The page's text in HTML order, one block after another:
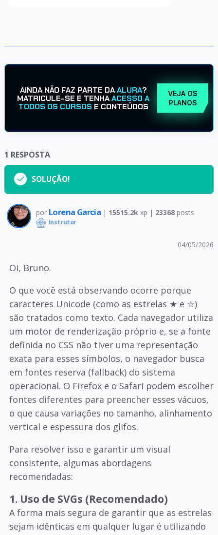
AINDA NÃO FAZ PARTE DAALURA?
MATRICULE-SE E TENHAACESSO A
TODOS OS CURSOS E CONTEÚDOS
VEJA OS
PLANOS
1 RESPOSTA
SOLUÇÃO!
por Lorena Garcia | 15515.2k xp | 23368posts
Instrutor
04/05/2026
Oi, Bruno.
O que você está observando ocorre porque
caracteres Unicode (como as estrelas ★ e ☆)
são tratados como texto. Cada navegador utiliza
um motor de renderização próprio e, se a fonte
definida no CSS não tiver uma representação
exata para esses símbolos, o navegador busca
em fontes reserva (fallback) do sistema
operacional. O Firefox e o Safari podem escolher
fontes diferentes para preencher esses vácuos,
o que causa variações no tamanho, alinhamento
vertical e espessura dos glifos.
Para resolver isso e garantir um visual
consistente, algumas abordagens
recomendadas:
1. Uso de SVGs (Recomendado)
A forma mais segura de garantir que as estrelas
sejam idênticas em qualquer lugar é utilizando